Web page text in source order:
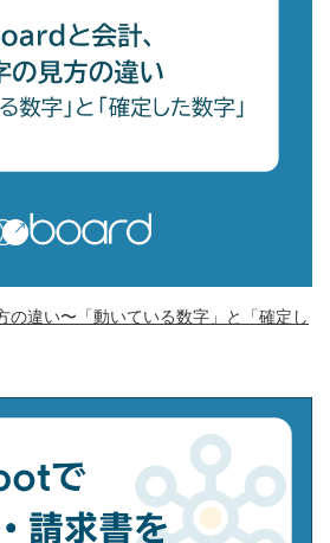
の違い〜「動いている数字」と「確定し